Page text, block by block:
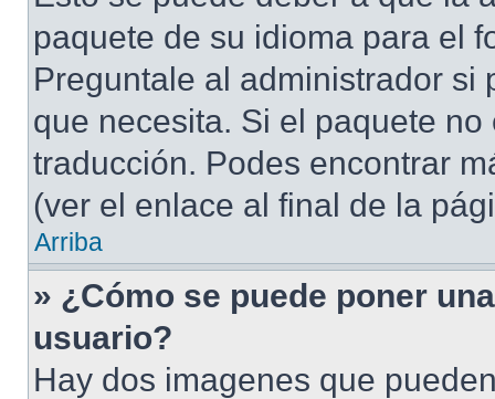
paquete de su idioma para el
Preguntale al administrador si
que necesita. Si el paquete
traducción. Podes encontrar
(ver el enlace al final de la
Arriba
» ¿Cómo se puede poner
usuario?
Hay dos imagenes que